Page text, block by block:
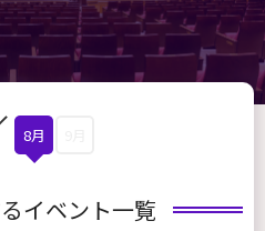
8月
イベント一覧